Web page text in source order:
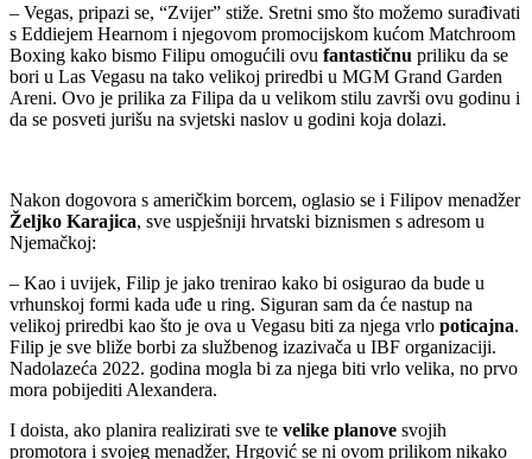
– Vegas, pripazi se, “Zvijer” stiže. Sretni smo što možemo surađivati
s Eddiejem Hearnom i njegovom promocijskom kućom Matchroom
Boxing kako bismo Filipu omogućili ovu fantastičnu priliku da se
bori u Las Vegasu na tako velikoj priredbi u MGM Grand Garden
Areni. Ovo je prilika za Filipa da u velikom stilu završi ovu godinu i
da se posveti jurišu na svjetski naslov u godini koja dolazi.
Nakon dogovora s američkim borcem, oglasio se i Filipov menadžer
Željko Karajica, sve uspješniji hrvatski biznismen s adresom u
Njemačkoj:
– Kao i uvijek, Filip je jako trenirao kako bi osigurao da bude u
vrhunskoj formi kada uđe u ring. Siguran sam da će nastup na
velikoj priredbi kao što je ova u Vegasu biti za njega vrlo poticajna.
Filip je sve bliže borbi za službenog izazivača u IBF organizaciji.
Nadolazeća 2022. godina mogla bi za njega biti vrlo velika, no prvo
mora pobijediti Alexandera.
I doista, ako planira realizirati sve te velike planove svojih
promotora i svojeg menadžer, Hrgović se ni ovom prilikom nikako